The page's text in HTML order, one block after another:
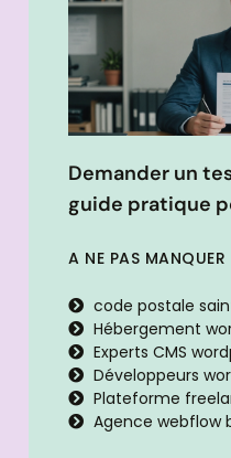
Demander un
guide pratique
A NE PAS MANQUER
code postale
Hébergement
Experts CMS
Développeurs
Plateforme
Agence webflow